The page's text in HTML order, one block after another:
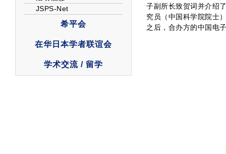
子副所长致贺词并介绍
究员（中国科学院院士
之后，合办方的中国电